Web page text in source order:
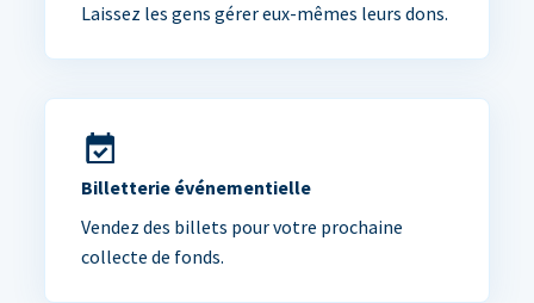
Laissez les gens gérer eux-mêmes leurs dons.
Billetterie événementielle
Vendez des billets pour votre prochaine
collecte de fonds.